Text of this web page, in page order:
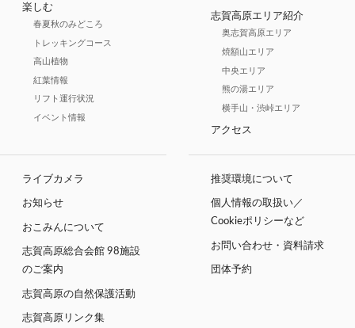
楽しむ
春夏秋のみどころ
トレッキングコース
高山植物
紅葉情報
リフト運行状況
イベント情報
志賀高原エリア紹介
奥志賀高原エリア
焼額山エリア
中央エリア
熊の湯エリア
横手山・渋峠エリア
アクセス
ライブカメラ
お知らせ
おこみんについて
志賀高原総合会館 98施設
のご案内
志賀高原の自然保護活動
志賀高原リンク集
推奨環境について
個人情報の取扱い／
Cookieポリシーなど
お問い合わせ・資料請求
団体予約